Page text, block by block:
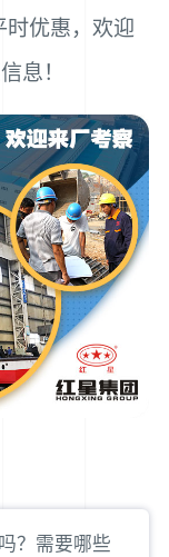
时优惠，欢迎
息！
？需要哪些